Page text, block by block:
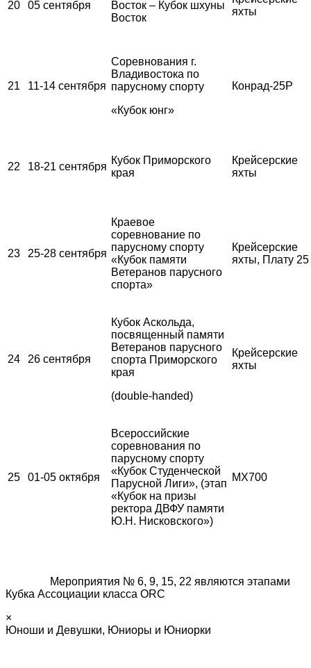
20 05 сентября
Восток – Кубок шхуны
Восток
яхты
21 11-14 сентября
Соревнования г.
Владивостока по
парусному спорту
«Кубок юнг»
Конрад-25Р
22 18-21 сентября
Кубок Приморского
края
Крейсерские
яхты
23 25-28 сентября
Краевое
соревнование по
парусному спорту
«Кубок памяти
Ветеранов парусного
спорта»
Крейсерские
яхты, Плату 25
24 26 сентября
Кубок Аскольда,
посвященный памяти
Ветеранов парусного
спорта Приморского
края
(double-handed)
Крейсерские
яхты
25 01-05 октября
Всероссийские
соревнования по
парусному спорту
«Кубок Студенческой
Парусной Лиги», (этап
«Кубок на призы
ректора ДВФУ памяти
Ю.Н. Нисковского»)
MX700
Мероприятия № 6, 9, 15, 22 являются этапами
Кубка Ассоциации класса ORC
×
Юноши и Девушки, Юниоры и Юниорки